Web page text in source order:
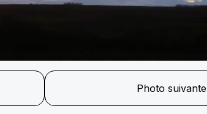
Photo suivante